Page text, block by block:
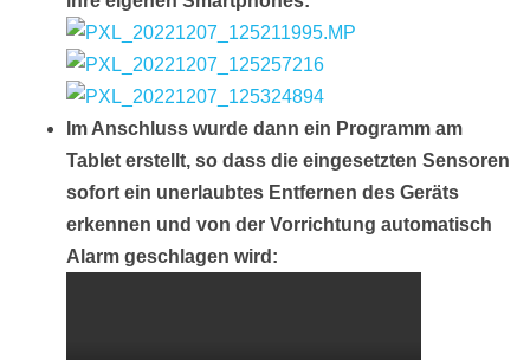
Im Anschluss wurde dann ein Programm am
Tablet erstellt, so dass die eingesetzten Sensoren
sofort ein unerlaubtes Entfernen des Geräts
erkennen und von der Vorrichtung automatisch
Alarm geschlagen wird: